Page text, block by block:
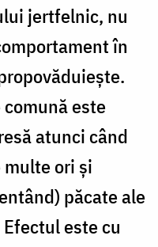
jertfelnic, nu
în
este
atunci când
ori şi
păcate ale
este cu